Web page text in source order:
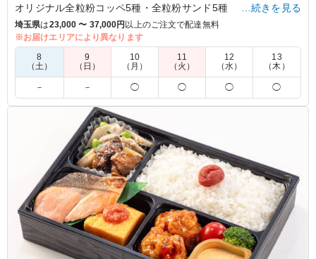
オリジナル全粒粉コッペ5種・全粒粉サンド5種
全部で6種類の【総菜系】コッペ&サンドのアソートBOX！！
デリコッペの美味しさ詰まるギフトBOXです！
※写真はイメージです。
5.0 ティーエムシー株式会社
味付けは、ちょうどよくどれも美味しかったです！
ご利用シーン：会食・接待›会食
東京都世田谷区奥沢2025/12/14
…続きを見る
埼玉県は23,000 〜 37,000円 以上のご注文で配達無料
※お届けエリアにより異なります
8
（土）
9
（日）
10
（月）
11
（火）
12
（水）
13
（木）
－ － ◯ ◯ ◯ ◯